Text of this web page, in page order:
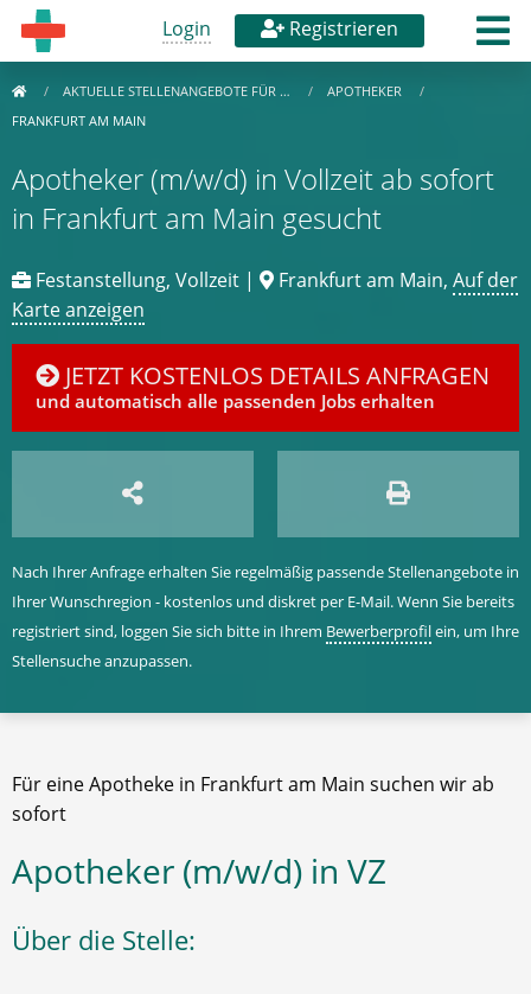
Login Registrieren
AKTUELLE STELLENANGEBOTE FÜR …
APOTHEKER
FRANKFURT AM MAIN
Apotheker (m/w/d) in Vollzeit ab sofort
in Frankfurt am Main gesucht
Festanstellung, Vollzeit | Frankfurt am Main, Auf der
Karte anzeigen
JETZT KOSTENLOS DETAILS ANFRAGEN
und automatisch alle passenden Jobs erhalten
Nach Ihrer Anfrage erhalten Sie regelmäßig passende Stellenangebote in
Ihrer Wunschregion - kostenlos und diskret per E-Mail. Wenn Sie bereits
registriert sind, loggen Sie sich bitte in Ihrem Bewerberprofilein, um Ihre
Stellensuche anzupassen.
Für eine Apotheke in Frankfurt am Main suchen wir ab
sofort
Apotheker (m/w/d) in VZ
Über die Stelle: